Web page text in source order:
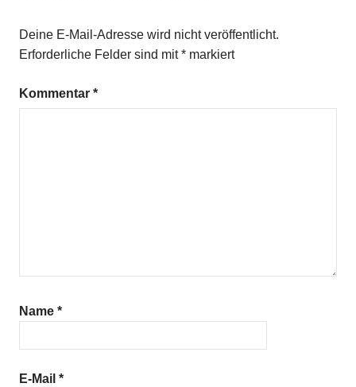
Deine E-Mail-Adresse wird nicht veröffentlicht.
Erforderliche Felder sind mit* markiert
Kommentar *
Name *
E-Mail *